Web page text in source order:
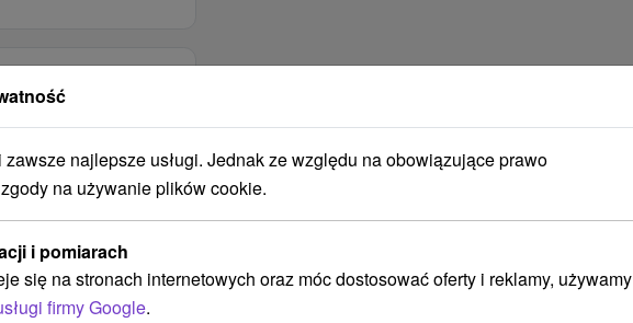
świetnych dań
– kolacje
przyczynia się do
się
Lobby bar, w
win
i
smaku i
najlepsze usługi. Jednak ze względu na obowiązujące prawo
na używanie plików cookie.
i pomiarach
się na stronach internetowych oraz móc dostosować oferty i reklamy, używamy
firmy Google.